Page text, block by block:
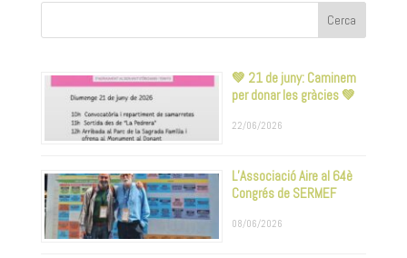
💚 21 de juny: Caminem
per donar les gràcies 💚
22/06/2026
L’Associació Aire al 64è
Congrés de SERMEF
08/06/2026